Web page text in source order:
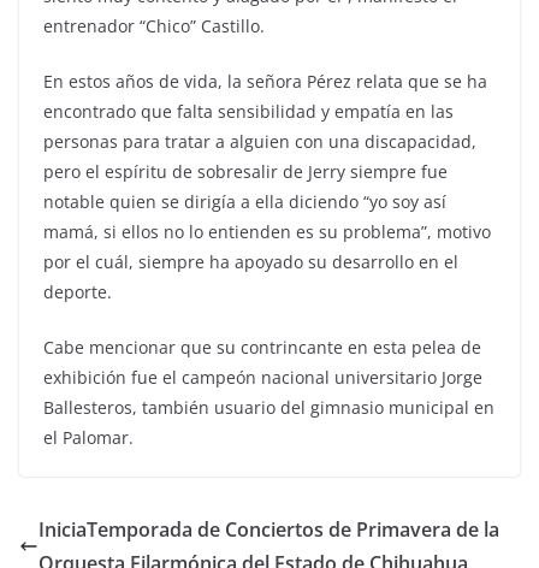
entrenador “Chico” Castillo.
En estos años de vida, la señora Pérez relata que se ha
encontrado que falta sensibilidad y empatía en las
personas para tratar a alguien con una discapacidad,
pero el espíritu de sobresalir de Jerry siempre fue
notable quien se dirigía a ella diciendo “yo soy así
mamá, si ellos no lo entienden es su problema”, motivo
por el cuál, siempre ha apoyado su desarrollo en el
deporte.
Cabe mencionar que su contrincante en esta pelea de
exhibición fue el campeón nacional universitario Jorge
Ballesteros, también usuario del gimnasio municipal en
el Palomar.
IniciaTemporada de Conciertos de Primavera de la